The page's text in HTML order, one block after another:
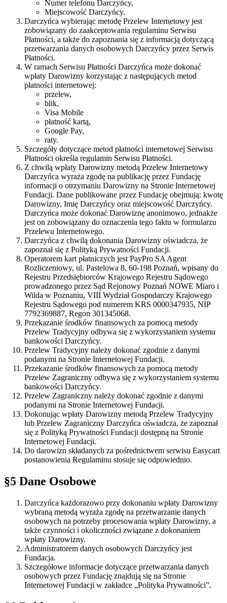
Numer telefonu Darczyńcy,
Miejscowość Darczyńcy.
Darczyńca wybierając metodę Przelew Internetowy jest
zobowiązany do zaakceptowania regulaminu Serwisu
Płatności, a także do zapoznania się z informacją dotyczącą
przetwarzania danych osobowych Darczyńcy przez Serwis
Płatności.
W ramach Serwisu Płatności Darczyńca może dokonać
wpłaty Darowizny korzystając z następujących metod
płatności internetowej:
przelew,
blik,
Visa Mobile
płatność kartą,
Google Pay,
raty.
Szczegóły dotyczące metod płatności internetowej Serwisu
Płatności określa regulamin Serwisu Płatności.
Z chwilą wpłaty Darowizny metodą Przelew Internetowy
Darczyńca wyraża zgodę na publikację przez Fundację
informacji o otrzymaniu Darowizny na Stronie Internetowej
Fundacji. Dane publikowane przez Fundację obejmują: kwotę
Darowizny, Imię Darczyńcy oraz miejscowość Darczyńcy.
Darczyńca może dokonać Darowiznę anonimowo, jednakże
jest on zobowiązany do oznaczenia tego faktu w formularzu
Przelewu Internetowego.
Darczyńca z chwilą dokonania Darowizny oświadcza, że
zapoznał się z Polityką Prywatności Fundacji.
Operatorem kart płatniczych jest PayPro SA Agent
Rozliczeniowy, ul. Pastelowa 8, 60-198 Poznań, wpisany do
Rejestru Przedsiębiorców Krajowego Rejestru Sądowego
prowadzonego przez Sąd Rejonowy Poznań NOWE Miaro i
Wilda w Poznaniu, VIII Wydział Gospodarczy Krajowego
Rejestru Sądowego pod numerem KRS 0000347935, NIP
7792369887, Regon 301345068.
Przekazanie środków finansowych za pomocą metody
Przelew Tradycyjny odbywa się z wykorzystaniem systemu
bankowości Darczyńcy.
Przelew Tradycyjny należy dokonać zgodnie z danymi
podanymi na Stronie Internetowej Fundacji.
Przekazanie środków finansowych za pomocą metody
Przelew Zagraniczny odbywa się z wykorzystaniem systemu
bankowości Darczyńcy.
Przelew Zagraniczny należy dokonać zgodnie z danymi
podanymi na Stronie Internetowej Fundacji.
Dokonując wpłaty Darowizny metodą Przelew Tradycyjny
lub Przelew Zagraniczny Darczyńca oświadcza, że zapoznał
się z Polityką Prywatności Fundacji dostępną na Stronie
Internetowej Fundacji.
Do darowizn składanych za pośrednictwem serwisu Easycart
postanowienia Regulaminu stosuje się odpowiednio.
§5 Dane Osobowe
Darczyńca każdorazowo przy dokonaniu wpłaty Darowizny
wybraną metodą wyraża zgodę na przetwarzanie danych
osobowych na potrzeby procesowania wpłaty Darowizny, a
także czynności i okoliczności związane z dokonaniem
wpłaty Darowizny.
Administratorem danych osobowych Darczyńcy jest
Fundacja.
Szczegółowe informacje dotyczące przetwarzania danych
osobowych przez Fundację znajdują się na Stronie
Internetowej Fundacji w zakładce „Polityka Prywatności”.